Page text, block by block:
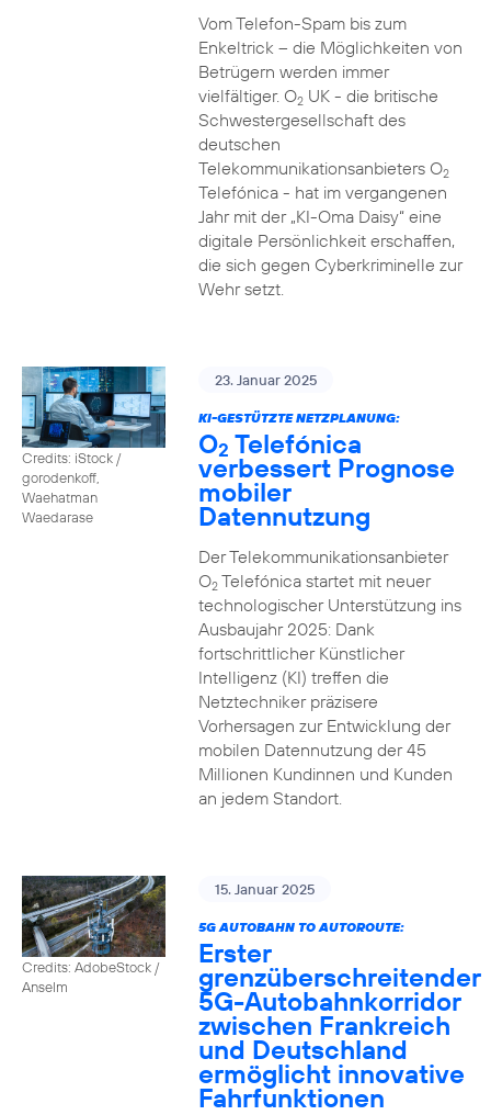
Vom Telefon-Spam bis zum
Enkeltrick – die Möglichkeiten von
Betrügern werden immer
vielfältiger. O2UK - die britische
Schwestergesellschaft des
deutschen
Telekommunikationsanbieters O2
Telefónica - hat im vergangenen
Jahr mit der „KI-Oma Daisy“ eine
digitale Persönlichkeit erschaffen,
die sich gegen Cyberkriminelle zur
Wehr setzt.
Credits: iStock /
gorodenkoff,
Waehatman
Waedarase
23. Januar 2025
KI-GESTÜTZTE NETZPLANUNG:
O2 Telefónica
verbessert Prognose
mobiler
Datennutzung
Der Telekommunikationsanbieter
O2Telefónica startet mit neuer
technologischer Unterstützung ins
Ausbaujahr 2025: Dank
fortschrittlicher Künstlicher
Intelligenz (KI) treffen die
Netztechniker präzisere
Vorhersagen zur Entwicklung der
mobilen Datennutzung der 45
Millionen Kundinnen und Kunden
an jedem Standort.
Credits: AdobeStock /
Anselm
15. Januar 2025
5G AUTOBAHN TO AUTOROUTE:
Erster
grenzüberschreitender
5G-Autobahnkorridor
zwischen Frankreich
und Deutschland
ermöglicht innovative
Fahrfunktionen